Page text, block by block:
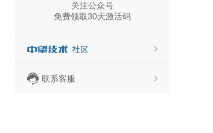
关注公众号
免费领取30天激活码
联系客服